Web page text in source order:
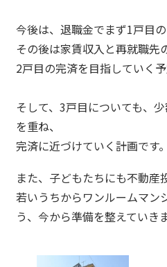
今後は、退職金でまず1戸目の
その後は家賃収入と再就職先
2戸目の完済を目指していく予
そして、3戸目についても、
を重ね、
完済に近づけていく計画です。
また、子どもたちにも不動産
若いうちからワンルームマン
う、今から準備を整えていきま